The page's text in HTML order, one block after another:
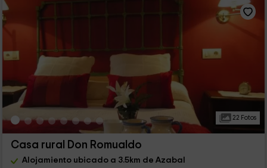
22 Fotos
Casa rural Don Romualdo
Alojamiento ubicado a 3.5km de Azabal